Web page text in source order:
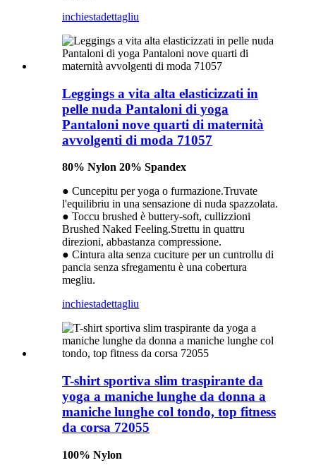
inchiestadettagliu
Leggings a vita alta elasticizzati in
pelle nuda Pantaloni di yoga
Pantaloni nove quarti di maternità
avvolgenti di moda 71057
80% Nylon 20% Spandex
● Cuncepitu per yoga o furmazione.Truvate
l'equilibriu in una sensazione di nuda spazzolata.
● Toccu brushed è buttery-soft, cullizzioni
Brushed Naked Feeling.Strettu in quattru
direzioni, abbastanza compressione.
● Cintura alta senza cuciture per un cuntrollu di
pancia senza sfregamentu è una cobertura
megliu.
inchiestadettagliu
T-shirt sportiva slim traspirante da
yoga a maniche lunghe da donna a
maniche lunghe col tondo, top fitness
da corsa 72055
100% Nylon